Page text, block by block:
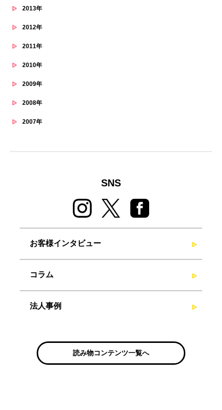
2013年
2012年
2011年
2010年
2009年
2008年
2007年
SNS
お客様インタビュー
コラム
法人事例
読み物コンテンツ一覧へ